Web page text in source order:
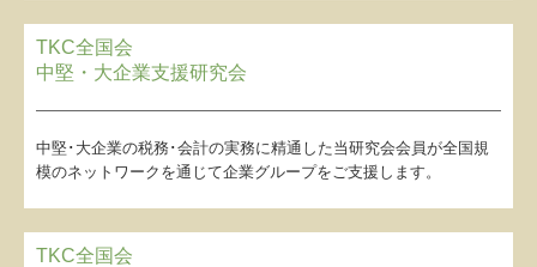
TKC全国会
中堅・大企業支援研究会
中堅･大企業の税務･会計の実務に精通した当研究会会員が全国規
模のネットワークを通じて企業グループをご支援します。
TKC全国会